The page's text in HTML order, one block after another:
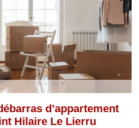
d’appartement
Hilaire Le Lierru